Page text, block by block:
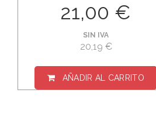
21,00 €
SIN IVA
20,19 €
AÑADIR AL CARRITO